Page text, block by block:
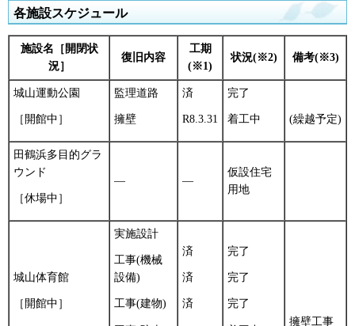
各施設スケジュール
施設名［開閉状
況］
復旧内容
工期
(※1)
状況(※2) 備考(※3)
城山運動公園
［開館中］
監理道路
擁壁
済
R8.3.31
完了
着工中 (繰越予定)
田鶴浜多目的グラ
ウンド
［休場中］
― ―
仮設住宅
用地
城山体育館
［開館中］
実施設計
工事(機械
設備)
工事(建物)
済
済
済
完了
完了
完了
擁壁工事